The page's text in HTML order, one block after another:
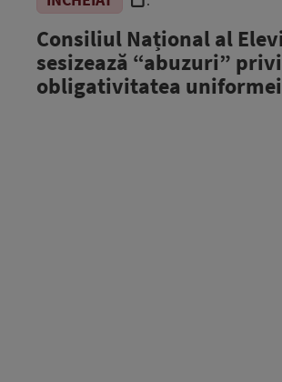
Consiliul Național al
sesizează “abuzuri”
obligativitatea